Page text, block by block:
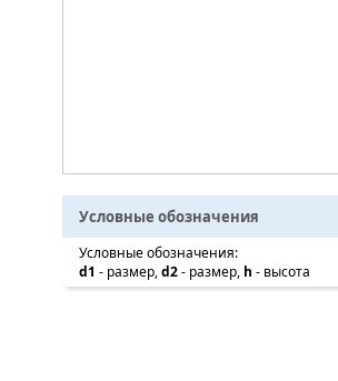
Условные обозначения
Условные обозначения:
d1 - размер,d2- размер, h - высота